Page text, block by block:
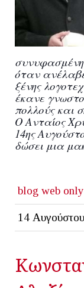
όταν
ξένης
έκανε
πολλούς και
Ο Ανταίος
14ης
δώσει μια
blog web only
14